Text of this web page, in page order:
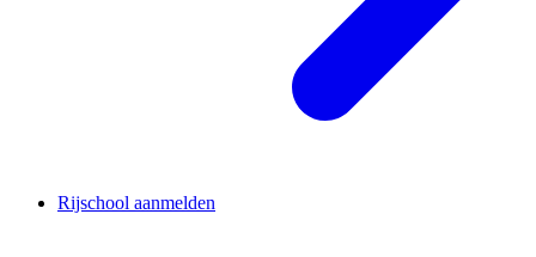
Rijschool aanmelden